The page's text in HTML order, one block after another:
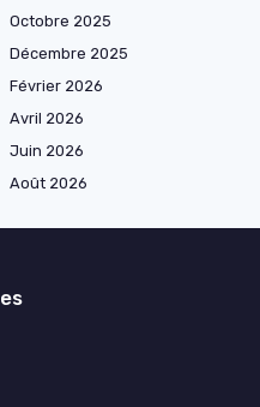
Octobre 2025
Décembre 2025
Février 2026
Avril 2026
Juin 2026
Août 2026